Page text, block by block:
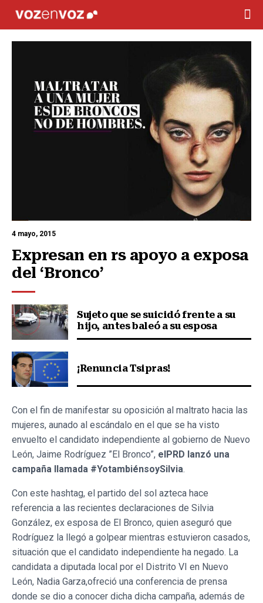
4 mayo, 2015
Expresan en rs apoyo a exposa
del ‘Bronco’
Sujeto que se suicidó frente a su
hijo, antes baleó a su esposa
¡Renuncia Tsipras!
Con el fin de manifestar su oposición al maltrato hacia las
mujeres, aunado al escándalo en el que se ha visto
envuelto el candidato independiente al gobierno de Nuevo
León, Jaime Rodríguez ”El Bronco”, elPRD lanzó una
campaña llamada #YotambiénsoySilvia.
Con este hashtag, el partido del sol azteca hace
referencia a las recientes declaraciones de Silvia
González, ex esposa de El Bronco, quien aseguró que
Rodríguez la llegó a golpear mientras estuvieron casados,
situación que el candidato independiente ha negado. La
candidata a diputada local por el Distrito VI en Nuevo
León, Nadia Garza,ofreció una conferencia de prensa
donde se dio a conocer dicha dicha campaña, además de